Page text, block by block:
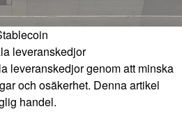
leveranskedjor
leveranskedjor genom att minska
och osäkerhet. Denna artikel
handel.